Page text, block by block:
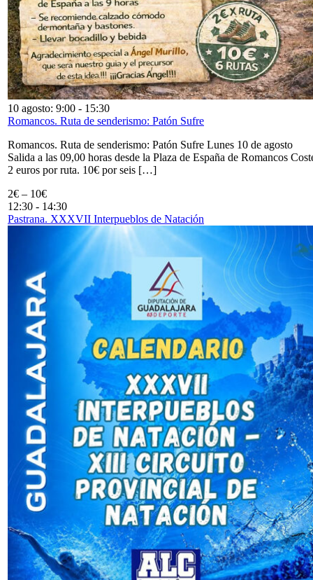
10 agosto: 9:00 - 15:30
Romancos. Ruta de senderismo: Patón Sufre
Romancos. Ruta de senderismo: Patón Sufre Lunes 10 de agosto
Salida a las 09,00 horas desde la Plaza de España de Romancos
2 euros por ruta. 10€ por seis […]
2€ – 10€
12:30 - 14:30
Pastrana. XXXVII Interpueblos de Natación